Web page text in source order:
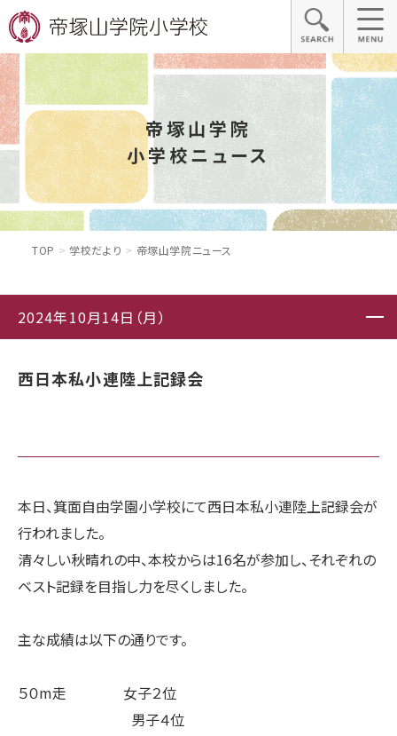
帝塚山学院
小学校ニュース
TOP 学校だより 帝塚山学院ニュース
2024年10月14日（月）
西日本私小連陸上記録会
本日、箕面自由学園小学校にて西日本私小連陸上記録会が
行われました。
清々しい秋晴れの中、本校からは16名が参加し、それぞれの
ベスト記録を目指し力を尽くしました。
主な成績は以下の通りです。
５０m走 女子２位
男子４位